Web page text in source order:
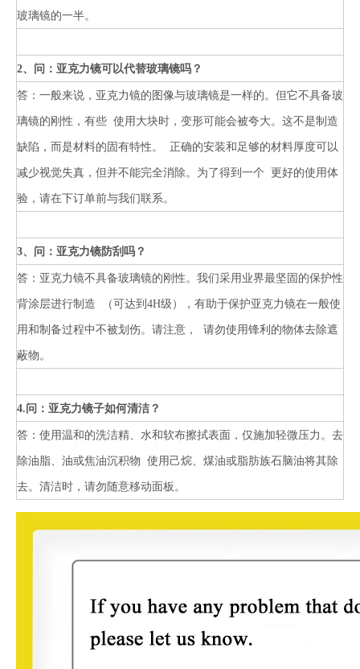
玻璃镜的一半。
2、问：亚克力镜可以代替玻璃镜吗？
答：一般来说，亚克力镜的图像与玻璃镜是一样的。但它不具备玻
璃镜的刚性，有些 使用大块时，变形可能会被夸大。这不是制造
缺陷，而是材料的固有特性。 正确的安装和足够的材料厚度可以
减少视觉失真，但并不能完全消除。为了得到一个 更好的使用体
验，请在下订单前与我们联系。
3、问：亚克力镜防刮吗？
答：亚克力镜不具备玻璃镜的刚性。我们采用业界最坚固的保护性
背涂层进行制造 （可达到4H级），有助于保护亚克力镜在一般使
用和制备过程中不被划伤。请注意， 请勿使用锋利的物体去除遮
蔽物。
4.问：亚克力镜子如何清洁？
答：使用温和的洗洁精、水和软布擦拭表面，仅施加轻微压力。去
除油脂、油或焦油沉积物 使用己烷、煤油或脂肪族石脑油将其除
去。清洁时，请勿随意移动面板。